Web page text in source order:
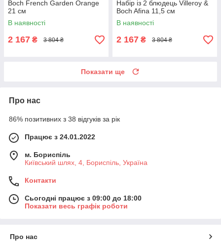
Boch French Garden Orange
21 см
В наявності
2 167 ₴ 3 804 ₴
Набір із 2 блюдець Villeroy &
Boch Afina 11,5 см
В наявності
2 167 ₴ 3 804 ₴
Показати ще
Про нас
86% позитивних з 38 відгуків за рік
Працює з 24.01.2022
м. Бориспіль
Київський шлях, 4, Бориспіль, Україна
Контакти
Сьогодні працює з 09:00 до 18:00
Показати весь графік роботи
Про нас